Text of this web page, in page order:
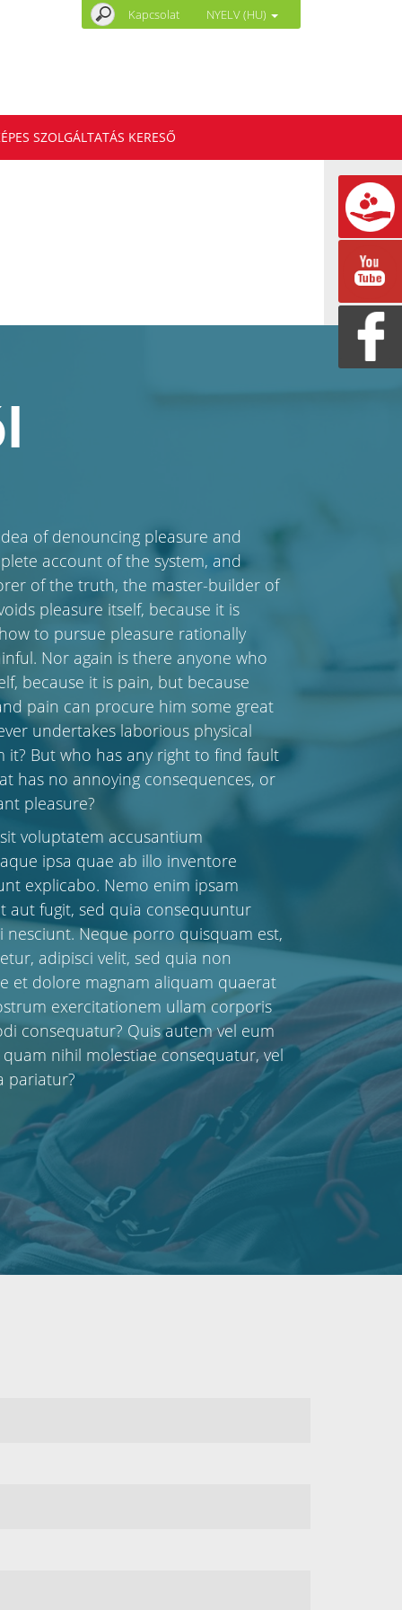
Kapcsolat NYELV (HU)
SZOLGÁLTATÁS KERESŐ
of denouncing pleasure and
account of the system, and
of the truth, the master-builder of
pleasure itself, because it is
to pursue pleasure rationally
Nor again is there anyone who
because it is pain, but because
pain can procure him some great
undertakes laborious physical
it? But who has any right to find fault
has no annoying consequences, or
pleasure?
voluptatem accusantium
ipsa quae ab illo inventore
explicabo. Nemo enim ipsam
aut fugit, sed quia consequuntur
Neque porro quisquam est,
adipisci velit, sed quia non
et dolore magnam aliquam quaerat
exercitationem ullam corporis
consequatur? Quis autem vel eum
nihil molestiae consequatur, vel
pariatur?